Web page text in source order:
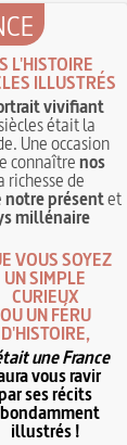
L'HISTOIRE
ILLUSTRÉS
vivifiant
était la
Une occasion
connaîtrenos
richesse de
notre présentet
millénaire
VOUS SOYEZ
UN SIMPLE
CURIEUX
OU UN FÉRU
D'HISTOIRE,
une France
vous ravir
ses récits
illustrés !